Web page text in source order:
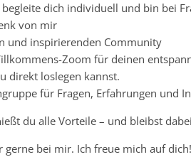
dich individuell und bin bei
von mir
und inspirierenden Community
Zoom für deinen
direkt loslegen kannst.
für Fragen, Erfahrungen
du alle Vorteile – und bleibst
gerne bei mir. Ich freue mich auf dich!